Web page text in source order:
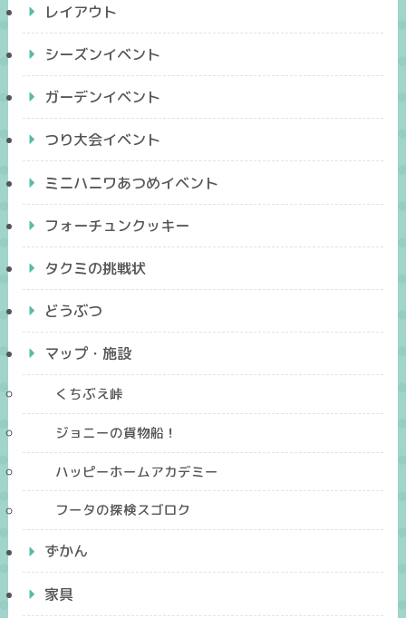
レイアウト
シーズンイベント
ガーデンイベント
つり大会イベント
ミニハニワあつめイベント
フォーチュンクッキー
タクミの挑戦状
どうぶつ
マップ・施設
くちぶえ峠
ジョニーの貨物船！
ハッピーホームアカデミー
フータの探検スゴロク
ずかん
家具